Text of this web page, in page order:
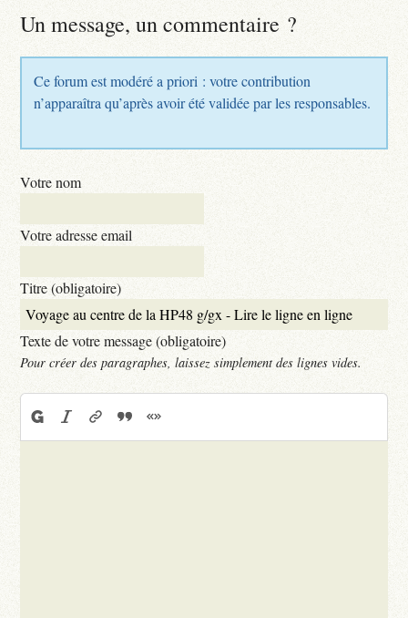
Un message, un commentaire ?
Ce forum est modéré a priori : votre contribution
n’apparaîtra qu’après avoir été validée par les responsables.
Votre nom
Votre adresse email
Titre (obligatoire)
Texte de votre message (obligatoire)
Pour créer des paragraphes, laissez simplement des lignes vides.